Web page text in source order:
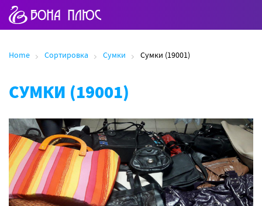
Home Сортировка Сумки Сумки (19001)
СУМКИ (19001)